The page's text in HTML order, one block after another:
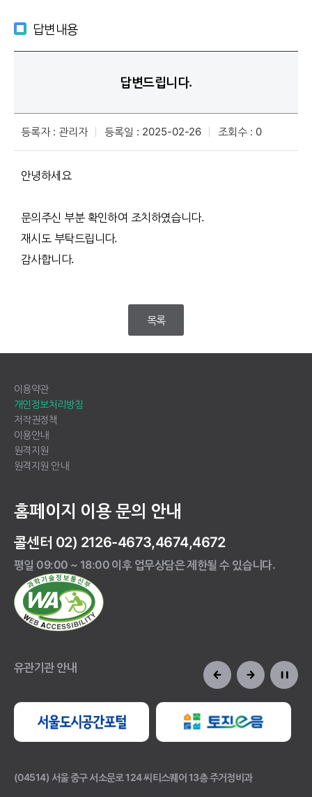
답변내용
답변드립니다.
등록자 : 관리자 등록일 : 2025-02-26 조회수 : 0
안녕하세요
문의주신 부분 확인하여 조치하였습니다.
재시도 부탁드립니다.
감사합니다.
목록
이용약관
개인정보처리방침
저작권정책
이용안내
원격지원
원격지원 안내
홈페이지 이용 문의 안내
콜센터 02) 2126-4673,4674,4672
평일 09:00 ~ 18:00 이후 업무상담은 제한될 수 있습니다.
유관기관 안내
(04514) 서울 중구 서소문로 124 씨티스퀘어 13층 주거정비과